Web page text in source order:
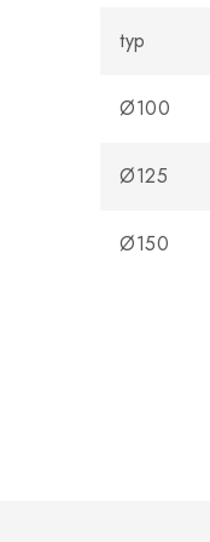
typ
Ø100
Ø125
Ø150